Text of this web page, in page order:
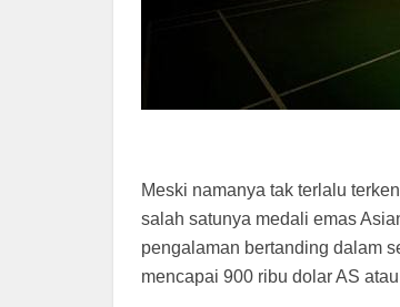
Meski namanya tak terlalu
salah satunya medali emas
pengalaman bertanding dalam
mencapai 900 ribu dolar AS